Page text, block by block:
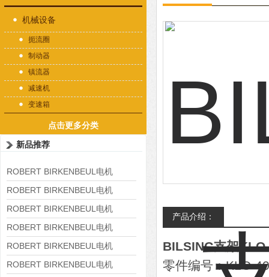
机械设备
扼流圈
制动器
镇流器
减速机
变速箱
点击更多分类
新品推荐
ROBERT BIRKENBEUL电机
8APE225M-4-IE3
ROBERT BIRKENBEUL电机
8APE180L-4 IE3
ROBERT BIRKENBEUL电机
8APE160M-6 IE3
ROBERT BIRKENBEUL电机
8APE160L-4-IE3
ROBERT BIRKENBEUL电机
8APE112M-6K-IE3
ROBERT BIRKENBEUL电机
产品介绍：
BILSING支架
零件编号：KLO-